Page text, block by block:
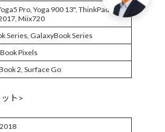
Pro, Yoga 900 13", ThinkPad X1
Miix720
Series, GalaxyBook Series
Pixels
2, Surface Go
ト>